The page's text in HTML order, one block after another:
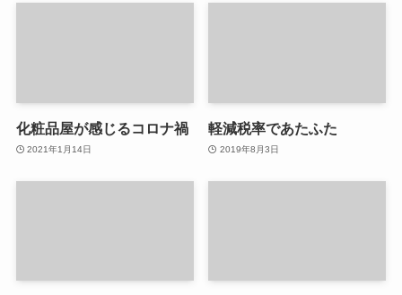
化粧品屋が感じるコロナ禍
2021年1月14日
軽減税率であたふた
2019年8月3日